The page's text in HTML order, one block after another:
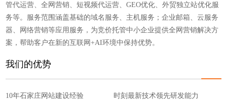
管代运营、全网营销、短视频代运营、GEO优化、外贸独立站优化服
务等。服务范围涵盖基础的域名服务、主机服务；企业邮箱、云服务
器、网络营销等应用服务，为竞价托管中小企业提供全网营销解决方
案，帮助客户在新的互联网+AI环境中保持优势。
我们的优势
10年石家庄网站建设经验
时刻最新技术领先研发能力